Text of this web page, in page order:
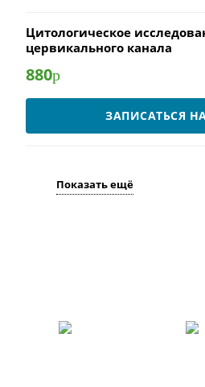
Цитологическое
цервикального канала
880р
ЗАПИСАТЬСЯ
Показать ещё